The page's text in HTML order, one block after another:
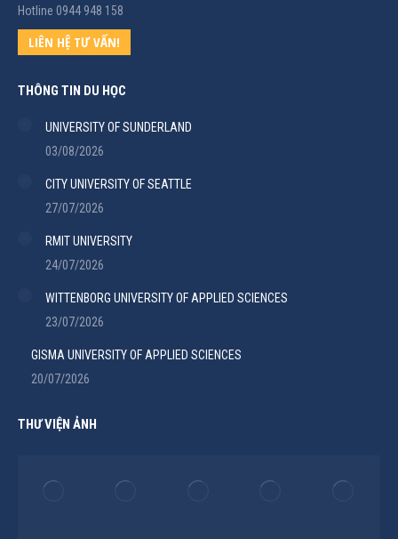
Hotline 0944 948 158
LIÊN HỆ TƯ VẤN!
THÔNG TIN DU HỌC
UNIVERSITY OF SUNDERLAND
03/08/2026
CITY UNIVERSITY OF SEATTLE
27/07/2026
RMIT UNIVERSITY
24/07/2026
WITTENBORG UNIVERSITY OF APPLIED SCIENCES
23/07/2026
GISMA UNIVERSITY OF APPLIED SCIENCES
20/07/2026
THƯ VIỆN ẢNH